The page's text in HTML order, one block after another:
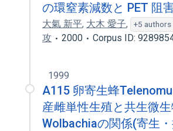
の環窒素減数と PET 阻
大氣 新平, 大木 愛子, +5 authors
攻
2000 Corpus ID:
1999
A115 卵寄生蜂
産雌単性生殖と共生微
Wolbachiaの関係(寄生